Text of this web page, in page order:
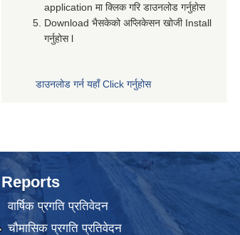
application मा क्लिक गरि डाउनलोड गर्नुहोस
Download भैसकेको अप्लिकेसन खोजी Install
गर्नुहोस l
डाउनलोड गर्न यहाँ Click गर्नुहोस
Reports
वार्षिक प्रगति प्रतिवेदन
चौमासिक प्रगति प्रतिवेदन